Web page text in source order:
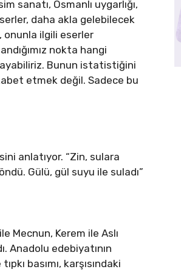
sanatı, Osmanlı uygarlığı,
daha akla gelebilecek
onunla ilgili eserler
nokta hangi
Bunun istatistiğini
etmek değil. Sadece bu
anlatıyor. “Zin, sulara
Gülü, gül suyu ile suladı”
Mecnun, Kerem ile Aslı
Anadolu edebiyatının
basımı, karşısındaki